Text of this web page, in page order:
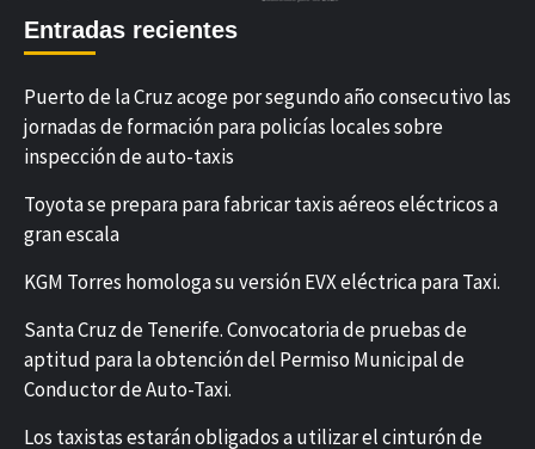
Entradas recientes
Puerto de la Cruz acoge por segundo año consecutivo las
jornadas de formación para policías locales sobre
inspección de auto-taxis
Toyota se prepara para fabricar taxis aéreos eléctricos a
gran escala
KGM Torres homologa su versión EVX eléctrica para Taxi.
Santa Cruz de Tenerife. Convocatoria de pruebas de
aptitud para la obtención del Permiso Municipal de
Conductor de Auto-Taxi.
Los taxistas estarán obligados a utilizar el cinturón de